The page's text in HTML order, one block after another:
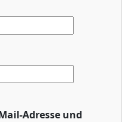
Adresse und